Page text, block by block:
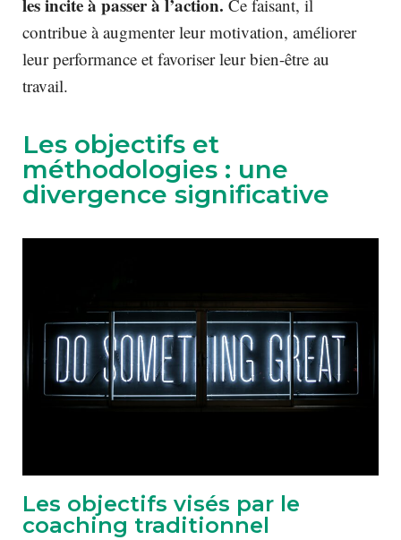
Ce faisant, il
contribue à augmenter leur motivation, améliorer
leur performance et favoriser leur bien-être au
travail.
Les objectifs et
méthodologies : une
divergence significative
Les objectifs visés par le
coaching traditionnel